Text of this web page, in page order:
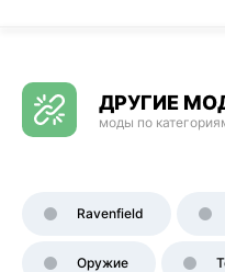
ДРУГИЕ
моды по
Ravenfield
Оружие